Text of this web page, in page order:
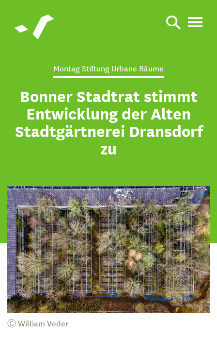
Montag Stiftung Urbane Räume
Bonner Stadtrat stimmt
Entwicklung der Alten
Stadtgärtnerei Dransdorf
zu
Ⓒ William Veder